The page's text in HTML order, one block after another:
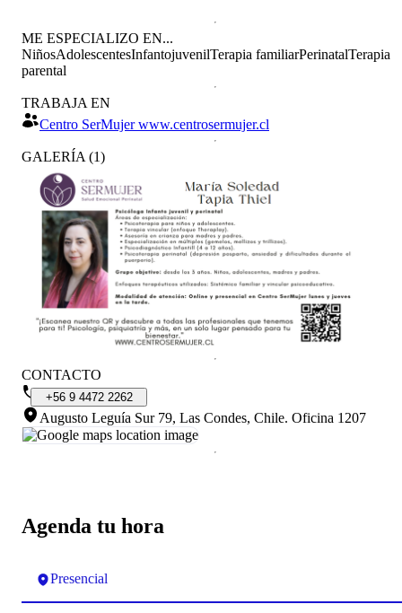
Agenda tu hora
Presencial
ME ESPECIALIZO EN...
NiñosAdolescentesInfantojuvenilTerapia familiarPerinatalTerapia
parental
TRABAJA EN
Centro SerMujer www.centrosermujer.cl
GALERÍA (1)
CONTACTO
+56 9 4472 2262
Augusto Leguía Sur 79, Las Condes, Chile. Oficina 1207